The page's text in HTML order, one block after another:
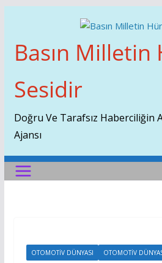
Content
Basın Milletin
Sesidir
Doğru Ve Tarafsız Haberciliğin
Ajansı
OTOMOTIV DÜNYASI OTOMOTIV